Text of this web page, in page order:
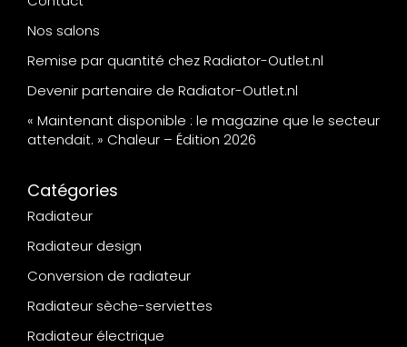
Nos salons
Remise par quantité chez Radiator-Outlet.nl
Devenir partenaire de Radiator-Outlet.nl
« Maintenant disponible : le magazine que le secteur
attendait. » Chaleur – Édition 2026
Catégories
Radiateur
Radiateur design
Conversion de radiateur
Radiateur sèche-serviettes
Radiateur électrique